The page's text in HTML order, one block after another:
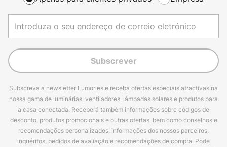
Subscrever
Subscreva a newsletter Lumories e receba ofertas especiais atractivas na
nossa gama de luminárias, ventiladores, lâmpadas solares e produtos para
a casa conectada. Receberá também informações sobre códigos de
desconto, produtos promocionais e outras ofertas, bem como conselhos e
recomendações personalizados, informações dos nossos parceiros,
inquéritos, pedidos de avaliação e recomendações de compra. Pode